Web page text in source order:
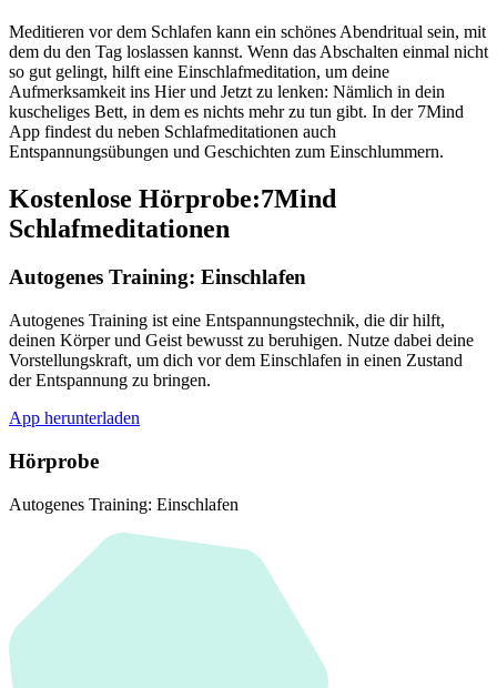
Meditieren vor dem Schlafen kann ein schönes Abendritual sein, mit
dem du den Tag loslassen kannst. Wenn das Abschalten einmal nicht
so gut gelingt, hilft eine Einschlafmeditation, um deine
Aufmerksamkeit ins Hier und Jetzt zu lenken: Nämlich in dein
kuscheliges Bett, in dem es nichts mehr zu tun gibt. In der 7Mind
App findest du neben Schlafmeditationen auch
Entspannungsübungen und Geschichten zum Einschlummern.
Kostenlose Hörprobe:7Mind
Schlafmeditationen
Autogenes Training: Einschlafen
Autogenes Training ist eine Entspannungstechnik, die dir hilft,
deinen Körper und Geist bewusst zu beruhigen. Nutze dabei deine
Vorstellungskraft, um dich vor dem Einschlafen in einen Zustand
der Entspannung zu bringen.
App herunterladen
Hörprobe
Autogenes Training: Einschlafen